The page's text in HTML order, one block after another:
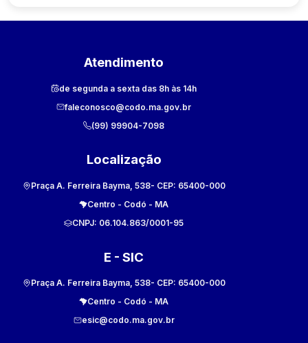
Atendimento
de segunda a sexta das 8h às 14h
faleconosco@codo.ma.gov.br
(99) 99904-7098
Localização
Praça A. Ferreira Bayma, 538- CEP: 65400-000
Centro - Codó - MA
CNPJ: 06.104.863/0001-95
E - SIC
Praça A. Ferreira Bayma, 538- CEP: 65400-000
Centro - Codó - MA
esic@codo.ma.gov.br